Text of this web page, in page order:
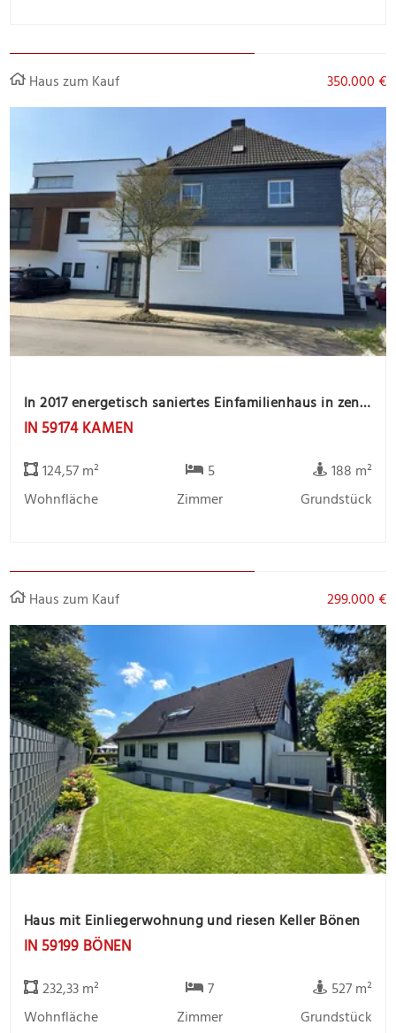
Haus zum Kauf 350.000 €
In 2017 energetisch saniertes Einfamilienhaus in zentrale Stadtlage
IN 59174 KAMEN
124,57 m²
Wohnfläche
5
Zimmer
188 m²
Grundstück
Haus zum Kauf 299.000 €
Haus mit Einliegerwohnung und riesen Keller Bönen
IN 59199 BÖNEN
232,33 m²
Wohnfläche
7
Zimmer
527 m²
Grundstück